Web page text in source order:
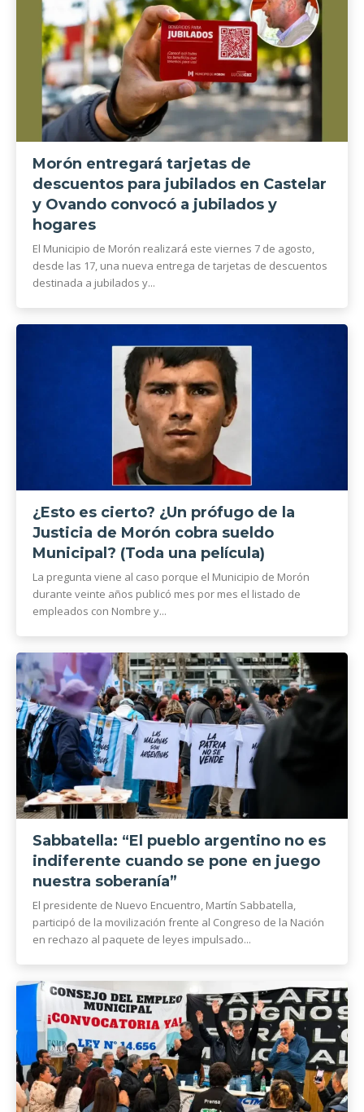
Morón entregará tarjetas de
descuentos para jubilados en Castelar
y Ovando convocó a jubilados y
hogares
El Municipio de Morón realizará este viernes 7 de agosto,
desde las 17, una nueva entrega de tarjetas de descuentos
destinada a jubilados y...
¿Esto es cierto? ¿Un prófugo de la
Justicia de Morón cobra sueldo
Municipal? (Toda una película)
La pregunta viene al caso porque el Municipio de Morón
durante veinte años publicó mes por mes el listado de
empleados con Nombre y...
Sabbatella: “El pueblo argentino no es
indiferente cuando se pone en juego
nuestra soberanía”
El presidente de Nuevo Encuentro, Martín Sabbatella,
participó de la movilización frente al Congreso de la Nación
en rechazo al paquete de leyes impulsado...